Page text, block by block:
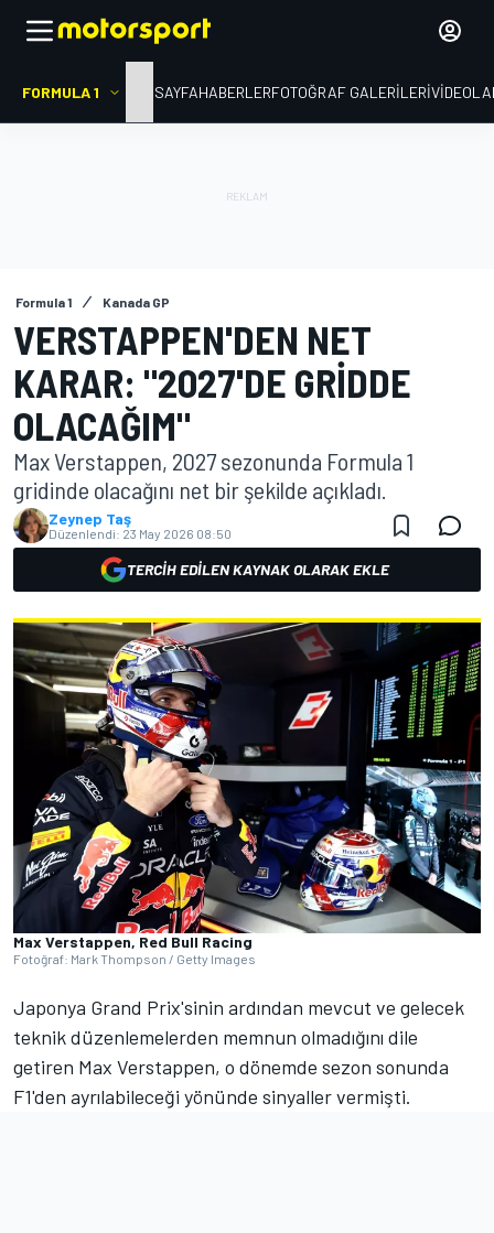
FORMULA 1 ANA SAYFAHABERLERFOTOĞRAF GALERILERI
Formula 1 Kanada GP
VERSTAPPEN'DEN NET
KARAR: "2027'DE GRIDDE
OLACAĞIM"
Max Verstappen, 2027 sezonunda Formula 1
gridinde olacağını net bir şekilde açıkladı.
Zeynep Taş
Düzenlendi: 23 May 2026 08:50
TERCIH EDILEN KAYNAK OLARAK EKLE
Max Verstappen, Red Bull Racing
Fotoğraf: Mark Thompson / Getty Images
Japonya Grand Prix'sinin ardından mevcut ve gelecek
teknik düzenlemelerden memnun olmadığını dile
getiren Max Verstappen, o dönemde sezon sonunda
F1'den ayrılabileceği yönünde sinyaller vermişti.